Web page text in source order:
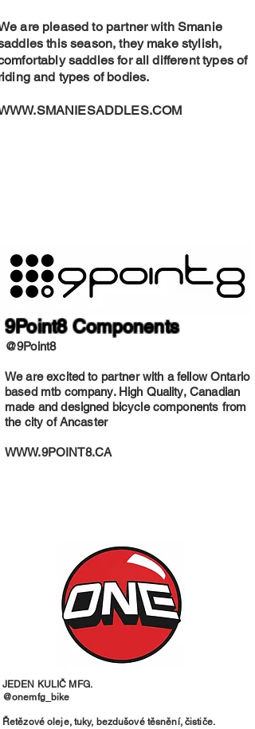
are pleased to partner with Smanie
this season, they make stylish,
saddles for all different types of
and types of bodies.
9Point8 Components
@9Point8
We are excited to partner with a fellow Ontario
based mtb company. High Quality, Canadian
made and designed bicycle components from
the city of Ancaster
WWW.9POINT8.CA
JEDEN KULIČ MFG.
@onemfg_bike
Řetězové oleje, tuky, bezdušové těsnění, čističe.